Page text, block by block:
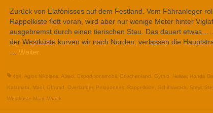
Zurück von Elafónissos auf dem Festland. Vom Fähranleger
Rappelkiste flott voran, wird aber nur wenige Meter hinter
ausgebremst durch einen tierischen Stau. Das dauert
der Westküste kurven wir nach Norden, verlassen die
Weiter
4x4 Agios Nikolaos, Allrad Expeditionsmobil Griechenland Gythio Hellas, Honda
Kalamata
Mani Offroad Overlander, Peloponnes, Rappelkiste Schiffswrack Steyr,
Westküste Mani
Wrack